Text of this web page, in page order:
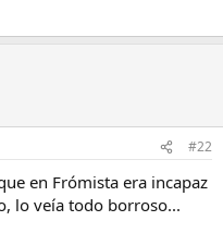
#22
en Frómista era incapaz
lo veía todo borroso...